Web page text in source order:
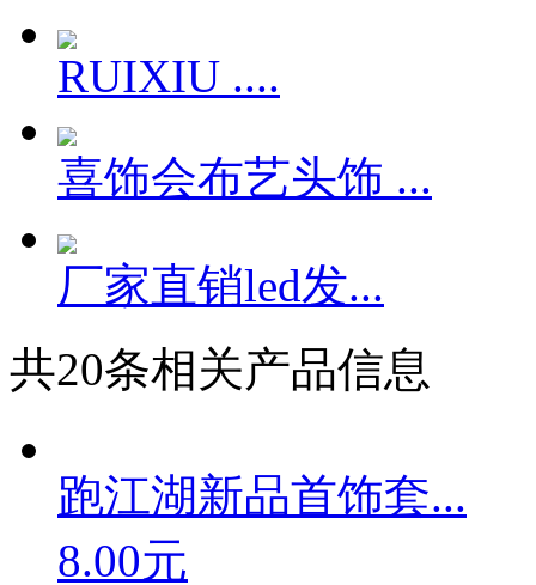
RUIXIU ....
喜饰会布艺头饰 ...
厂家直销led发...
共20条相关产品信息
跑江湖新品首饰套...
8.00元